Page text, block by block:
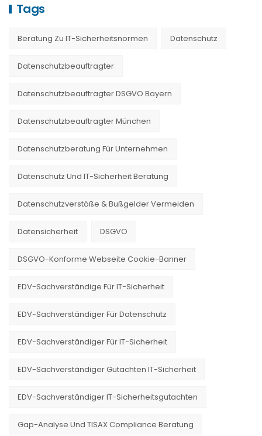
Tags
Beratung Zu IT-Sicherheitsnormen Datenschutz
Datenschutzbeauftragter
Datenschutzbeauftragter DSGVO Bayern
Datenschutzbeauftragter München
Datenschutzberatung Für Unternehmen
Datenschutz Und IT-Sicherheit Beratung
Datenschutzverstöße & Bußgelder Vermeiden
Datensicherheit DSGVO
DSGVO-Konforme Webseite Cookie-Banner
EDV-Sachverständige Für IT-Sicherheit
EDV-Sachverständiger Für Datenschutz
EDV-Sachverständiger Für IT-Sicherheit
EDV-Sachverständiger Gutachten IT-Sicherheit
EDV-Sachverständiger IT-Sicherheitsgutachten
Gap-Analyse Und TISAX Compliance Beratung